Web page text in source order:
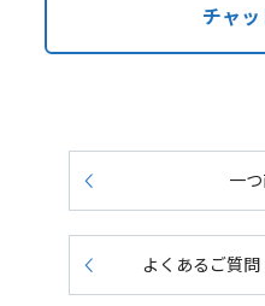
チャ
一
よくあるご質